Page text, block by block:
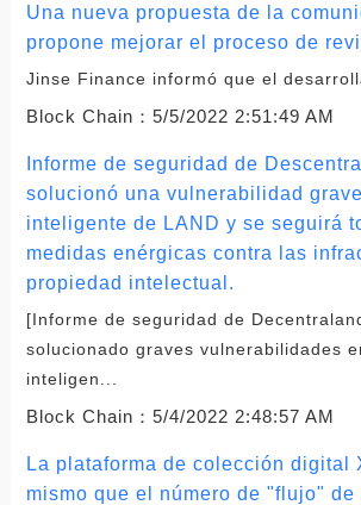
Una nueva propuesta de la
propone mejorar el proceso de
Jinse Finance informó que el
Block Chain： 5/5/2022 2:51:49 AM
Informe de seguridad de
solucionó una vulnerabilidad
inteligente de LAND y se seguirá
medidas enérgicas contra las
propiedad intelectual.
[Informe de seguridad de
solucionado graves vulnerabilidades
inteligen...
Block Chain： 5/4/2022 2:48:57 AM
La plataforma de colección digital
mismo que el número de "flujo" de